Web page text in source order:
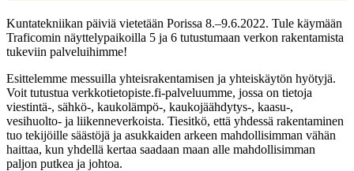
Kuntatekniikan päiviä vietetään Porissa 8.–9.6.2022. Tule käymään
Traficomin näyttelypaikoilla 5 ja 6 tutustumaan verkon rakentamista
tukeviin palveluihimme!
Esittelemme messuilla yhteisrakentamisen ja yhteiskäytön hyötyjä.
Voit tutustua verkkotietopiste.fi-palveluumme, jossa on tietoja
viestintä-, sähkö-, kaukolämpö-, kaukojäähdytys-, kaasu-,
vesihuolto- ja liikenneverkoista. Tiesitkö, että yhdessä rakentaminen
tuo tekijöille säästöjä ja asukkaiden arkeen mahdollisimman vähän
haittaa, kun yhdellä kertaa saadaan maan alle mahdollisimman
paljon putkea ja johtoa.